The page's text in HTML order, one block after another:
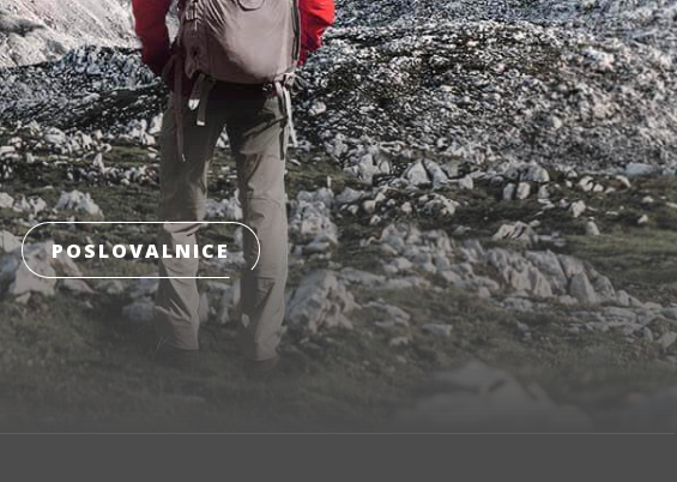
POSLOVALNICE